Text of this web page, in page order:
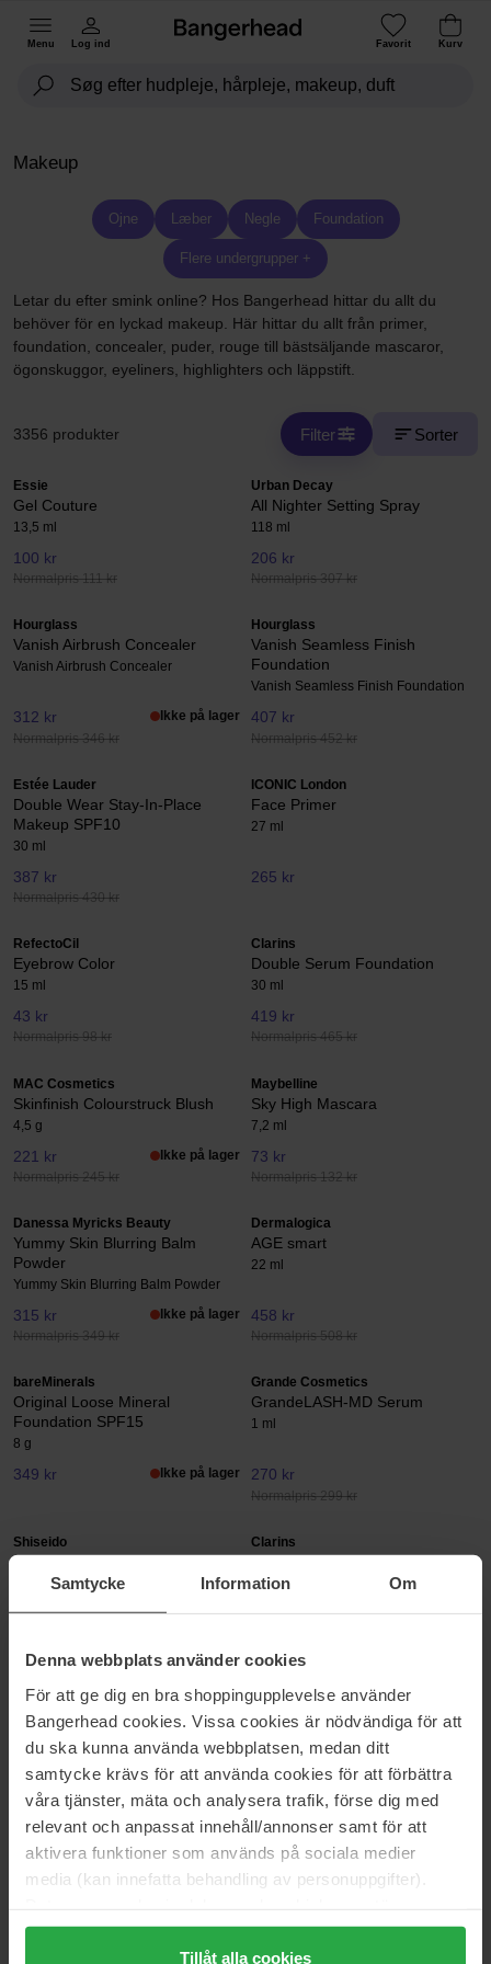
Samtycke Information Om
Denna webbplats använder cookies
För att ge dig en bra shoppingupplevelse använder
Bangerhead cookies. Vissa cookies är nödvändiga för att
du ska kunna använda webbplatsen, medan ditt
samtycke krävs för att använda cookies för att förbättra
våra tjänster, mäta och analysera trafik, förse dig med
relevant och anpassat innehåll/annonser samt för att
aktivera funktioner som används på sociala medier
media (kan innefatta behandling av personuppgifter).
Genom att trycka på "Tillåt alla cookies" accepterar du
alla cookies, medan du under "Detaljer" kan anpassa
Tillåt alla cookies
Menu Log ind Favorit Kurv
Makeup
Ojne Læber Negle Foundation
Flere undergrupper +
Letar du efter smink online? Hos Bangerhead hittar du allt du
behöver för en lyckad makeup. Här hittar du allt från primer,
foundation, concealer, puder, rouge till bästsäljande mascaror,
ögonskuggor, eyeliners, highlighters och läppstift.
3356 produkter Filter Sorter
Essie
Gel Couture
13,5 ml
100 kr
Normalpris 111 kr
Urban Decay
All Nighter Setting Spray
118 ml
206 kr
Normalpris 307 kr
Hourglass
Vanish Airbrush Concealer
Vanish Airbrush Concealer
312 kr
Normalpris 346 kr
Ikke på lager
Hourglass
Vanish Seamless Finish
Foundation
Vanish Seamless Finish Foundation
407 kr
Normalpris 452 kr
Estée Lauder
Double Wear Stay-In-Place
Makeup SPF10
30 ml
387 kr
Normalpris 430 kr
ICONIC London
Face Primer
27 ml
265 kr
RefectoCil
Eyebrow Color
15 ml
43 kr
Normalpris 98 kr
Clarins
Double Serum Foundation
30 ml
419 kr
Normalpris 465 kr
MAC Cosmetics
Skinfinish Colourstruck Blush
4,5 g
221 kr
Normalpris 245 kr
Ikke på lager
Maybelline
Sky High Mascara
7,2 ml
73 kr
Normalpris 132 kr
Danessa Myricks Beauty
Yummy Skin Blurring Balm
Powder
Yummy Skin Blurring Balm Powder
315 kr
Normalpris 349 kr
Ikke på lager
Dermalogica
AGE smart
22 ml
458 kr
Normalpris 508 kr
bareMinerals
Original Loose Mineral
Foundation SPF15
8 g
349 kr Ikke på lager
Grande Cosmetics
GrandeLASH-MD Serum
1 ml
270 kr
Normalpris 299 kr
Shiseido
Eyelash Curler
219 kr
Clarins
Instant Smooth Perfecting Touch
15 ml
205 kr Ikke på lager
RevitaLash® Advanced
3.5 ml
990 kr
Normalpris 1 099 kr
ReFresh Eye Brightener SPF 30
11,5 ml
400 kr
RMS Beauty
Revitalize Hydra Concealer
5 ml
RevitaLash
3 ml
RevitaLash